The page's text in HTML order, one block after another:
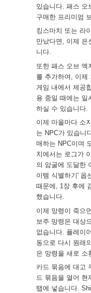
있습니다. 패스 오
구매한 프리미엄
킹스마치 또는 라
만났다면, 이제 은
니다.
또한 패스 오브 엑
를 추가하여, 이제
게임 내에서 제공
용 중일 때에는 일
하실 수 있습니다.
이제 마을마다 소
는 NPC가 있습니
매하는 NPC이며
치에서는 로그가
의 암굴에 도달한
이템 식별하기' 옵
때문에, 1장 후에
했습니다.
이제 망령이 죽으
보주 망령은 대상
없습니다. 플레이
동으로 다시 원래
은 망령을 새로 소
카드 묶음에 대고
드 묶음을 열어 현
탭에 넣습니다.